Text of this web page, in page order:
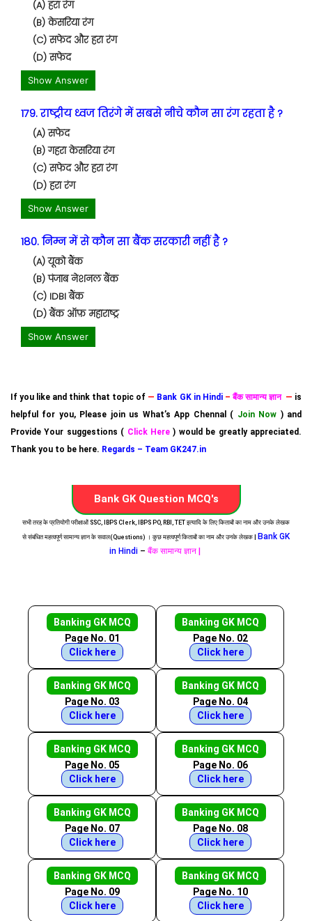
(A) हरा रंग
(B) केसरिया रंग
(C) सफेद और हरा रंग
(D) सफेद
Show Answer
179. राष्ट्रीय ध्वज तिरंगे में सबसे नीचे कौन सा रंग रहता है ?
(A) सफेद
(B) गहरा केसरिया रंग
(C) सफेद और हरा रंग
(D) हरा रंग
Show Answer
180. निम्न में से कौन सा बैंक सरकारी नहीं है ?
(A) यूको बैंक
(B) पंजाब नेशनल बैंक
(C) IDBI बैंक
(D) बैंक ऑफ़ महाराष्ट्र
Show Answer
If you like and think that topic of — Bank GK in Hindi–बैंक सामान्य ज्ञान — is
helpful for you, Please join us What’s App Chennal ( Join Now ) and
Provide Your suggestions ( Click Here ) would be greatly appreciated.
Thank you to be here. Regards – Team GK247.in
Bank GK Question MCQ's
सभी तरह के प्रतियोगी परीक्षाओं SSC, IBPS Clerk, IBPS PO, RBI, TET इत्यादि के लिए किताबों का नाम और उनके लेखक
से संबंधित महत्वपूर्ण सामान्य ज्ञान के सवाल(Questions) । कुछ महत्वपूर्ण किताबों का नाम और उनके लेखक |
Bank GK
in Hindi – बैंक सामान्य ज्ञान |
Banking GK MCQ
Page No. 01
Click here
Banking GK MCQ
Page No. 02
Click here
Banking GK MCQ
Page No. 03
Click here
Banking GK MCQ
Page No. 04
Click here
Banking GK MCQ
Page No. 05
Click here
Banking GK MCQ
Page No. 06
Click here
Banking GK MCQ
Page No. 07
Click here
Banking GK MCQ
Page No. 08
Click here
Banking GK MCQ
Page No. 09
Click here
Banking GK MCQ
Page No. 10
Click here